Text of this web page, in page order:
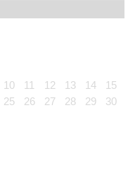
10 11 12 13 14
15
25 26 27 28 29
30